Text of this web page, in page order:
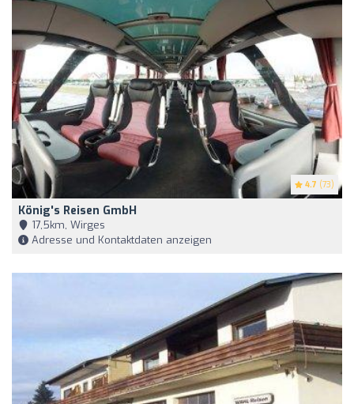
4.7 (73)
König's Reisen GmbH
17,5km, Wirges
Adresse und Kontaktdaten anzeigen